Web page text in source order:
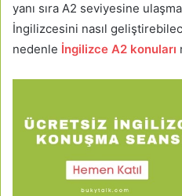
yanı sıra A2 seviyesine
İngilizcesini nasıl
nedenle İngilizce A2 konuları